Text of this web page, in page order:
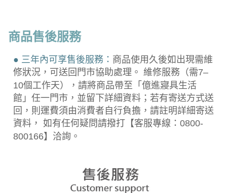
商品售後服務
● 三年內可享售後服務： 商品使用久後如出現需維
修狀況，可送回門市協助處理。 維修服務（需7–
10個工作天），請將商品帶至「億進寢具生活
館」任一門市，並留下詳細資料；若有寄送方式送
回，則運費須由消費者自行負擔，請註明詳細寄送
資料， 如有任何疑問請撥打【客服專線：0800-
800166】洽詢。